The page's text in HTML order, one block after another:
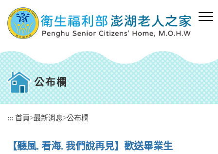
容
區
塊
公布欄
::: 首頁>最新消息>公布欄
【聽風. 看海. 我們說再見】歡送畢業生